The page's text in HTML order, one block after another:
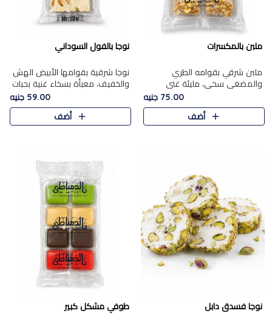
ملبن بالمكسرات
ملبن شرقي بقوامه الطري
والمضغي سخي، مليئة غني
بتشكيلة فاخرة من المكسرات
مشكلة المختارة التي تقدم تضيف
قرمشة مميزة مرضية ونكهة
75.00 جنيه
أضف
نوجا بالفول السوداني
نوجا شرقية بقوامها الأبيض الهش
والخفيف، معبأة بسخاء غنية بحبات
الفول السوداني المحمص التي
يقدم تضيف قرمشة مميزة مرضية
وتوازنًا رائعًا مع حلا..
59.00 جنيه
أضف
نوجا فسدق دابل طوفي مشكل كبير